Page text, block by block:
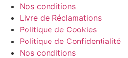
Nos conditions
Livre de Réclamations
Politique de Cookies
Politique de Confidentialité
Nos conditions